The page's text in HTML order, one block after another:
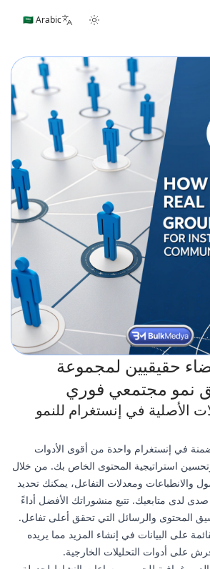
🇸🇦 Arabic
حقيقيين لمجموعة
نمو مجتمعي فوري
الأصلية في إنستغرام للنمو
في إنستغرام واحدة من أقوى الأدوات
استراتيجية المحتوى الخاص بك. من خلال
والانطباعات ومعدلات التفاعل، يمكنك تحديد
لدى متابعيك. تتبع منشوراتك الأفضل أداءً
المحتوى والرسائل التي تحقق أعلى تفاعل.
على البيانات في إنشاء المزيد مما يريده
على أدوات التحليلات الخارجية.